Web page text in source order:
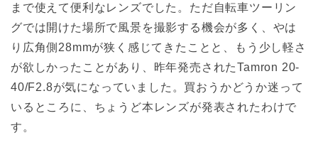
まで使えて便利なレンズでした。ただ自転車ツーリン
グでは開けた場所で風景を撮影する機会が多く、やは
り広角側28mmが狭く感じてきたことと、もう少し軽さ
が欲しかったことがあり、昨年発売されたTamron 20-
40/F2.8が気になっていました。買おうかどうか迷って
いるところに、ちょうど本レンズが発表されたわけで
す。